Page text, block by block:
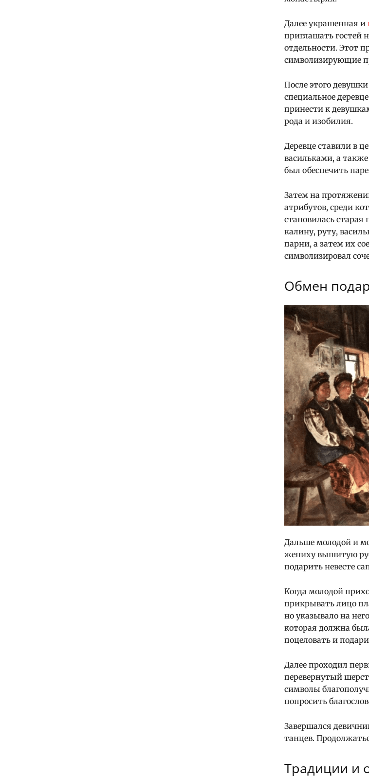
Далее украшенная и
приглашать гостей
отдельности. Этот
символизирующие
После этого
специальное
принести к
рода и изобилия.
Деревце ставили в
васильками, а
был обеспечить
Затем на
атрибутов, среди
становилась
калину, руту,
парни, а затем их
символизировал
Обмен
Дальше молодой и
жениху вышитую
подарить невесте
Когда молодой
прикрывать лицо
но указывало на
которая должна
поцеловать и
Далее проходил
перевернутый
символы
попросить
Завершался
танцев.
Традиции и